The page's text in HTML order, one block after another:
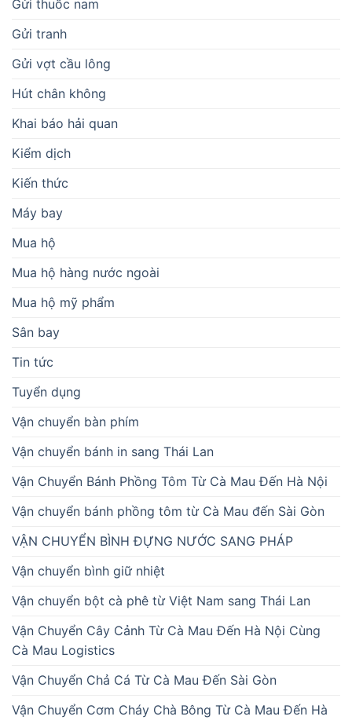
Gửi thuốc nam
Gửi tranh
Gửi vợt cầu lông
Hút chân không
Khai báo hải quan
Kiểm dịch
Kiến thức
Máy bay
Mua hộ
Mua hộ hàng nước ngoài
Mua hộ mỹ phẩm
Sân bay
Tin tức
Tuyển dụng
Vận chuyển bàn phím
Vận chuyển bánh in sang Thái Lan
Vận Chuyển Bánh Phồng Tôm Từ Cà Mau Đến Hà Nội
Vận chuyển bánh phồng tôm từ Cà Mau đến Sài Gòn
VẬN CHUYỂN BÌNH ĐỰNG NƯỚC SANG PHÁP
Vận chuyển bình giữ nhiệt
Vận chuyển bột cà phê từ Việt Nam sang Thái Lan
Vận Chuyển Cây Cảnh Từ Cà Mau Đến Hà Nội Cùng
Cà Mau Logistics
Vận Chuyển Chả Cá Từ Cà Mau Đến Sài Gòn
Vận Chuyển Cơm Cháy Chà Bông Từ Cà Mau Đến Hà